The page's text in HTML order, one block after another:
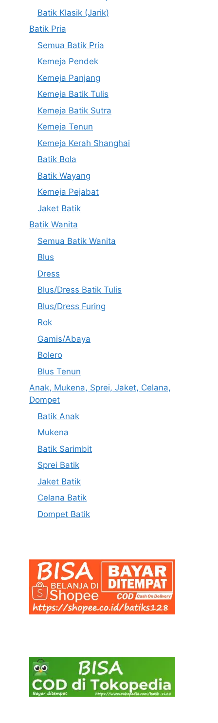
Batik Klasik (Jarik)
Batik Pria
Semua Batik Pria
Kemeja Pendek
Kemeja Panjang
Kemeja Batik Tulis
Kemeja Batik Sutra
Kemeja Tenun
Kemeja Kerah Shanghai
Batik Bola
Batik Wayang
Kemeja Pejabat
Jaket Batik
Batik Wanita
Semua Batik Wanita
Blus
Dress
Blus/Dress Batik Tulis
Blus/Dress Furing
Rok
Gamis/Abaya
Bolero
Blus Tenun
Anak, Mukena, Sprei, Jaket, Celana,
Dompet
Batik Anak
Mukena
Batik Sarimbit
Sprei Batik
Jaket Batik
Celana Batik
Dompet Batik